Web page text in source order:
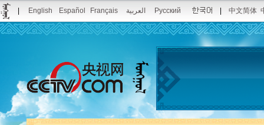
English Español Français العربية Pусский 中文简体